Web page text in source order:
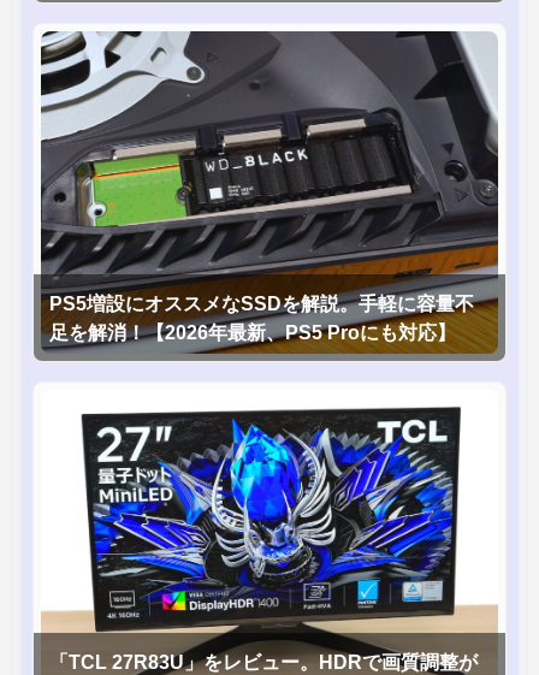
PS5増設にオススメなSSDを解説。手軽に容量不
足を解消！【2026年最新、PS5 Proにも対応】
「TCL 27R83U」をレビュー。HDRで画質調整が